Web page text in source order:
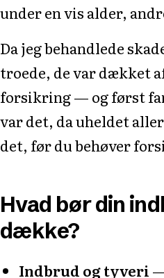
under en vis alder,
Da jeg behandlede
troede, de var dækket
forsikring — og først
var det, da uheldet
det, før du behøver
Hvad bør din
dække?
Indbrud og tyveri